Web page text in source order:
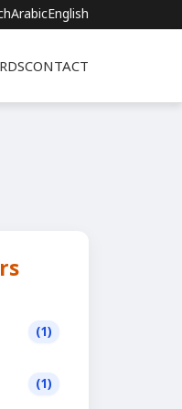
ArabicEnglish
CONTACT
(1)
(1)